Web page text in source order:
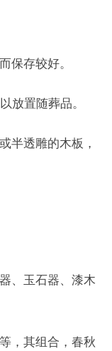
保存较好。
放置随葬品。
半透雕的木板，
、玉石器、漆木
，其组合，春秋